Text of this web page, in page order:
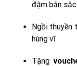
đậm bản sắc
Ngồi thuyền
hùng vĩ.
Tặng